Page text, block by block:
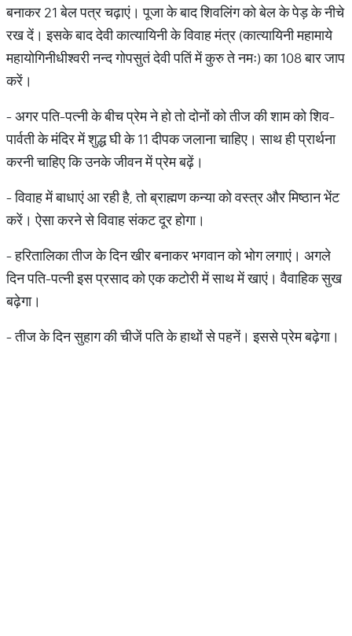
बनाकर 21 बेल पत्र चढ़ाएं। पूजा के बाद शिवलिंग को बेल के पेड़ के नीचे
रख दें। इसके बाद देवी कात्यायिनी के विवाह मंत्र (कात्यायिनी महामाये
महायोगिनीधीश्वरी नन्द गोपसुतं देवी पतिं में कुरु ते नमः) का 108 बार जाप
करें।
- अगर पति-पत्नी के बीच प्रेम ने हो तो दोनों को तीज की शाम को शिव-
पार्वती के मंदिर में शुद्ध घी के 11 दीपक जलाना चाहिए। साथ ही प्रार्थना
करनी चाहिए कि उनके जीवन में प्रेम बढ़ें।
- विवाह में बाधाएं आ रही है, तो ब्राह्मण कन्या को वस्त्र और मिष्ठान भेंट
करें। ऐसा करने से विवाह संकट दूर होगा।
- हरितालिका तीज के दिन खीर बनाकर भगवान को भोग लगाएं। अगले
दिन पति-पत्नी इस प्रसाद को एक कटोरी में साथ में खाएं। वैवाहिक सुख
बढ़ेगा।
- तीज के दिन सुहाग की चीजें पति के हाथों से पहनें। इससे प्रेम बढ़ेगा।